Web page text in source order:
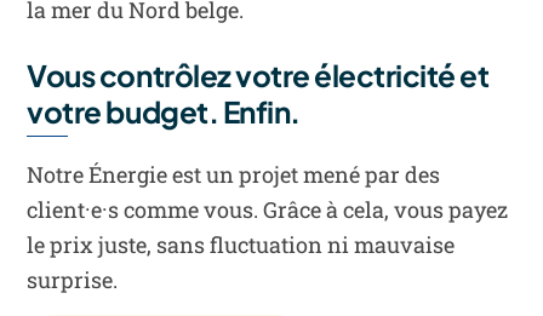
la mer du Nord belge.
Vous contrôlez votre électricité et
votre budget. Enfin.
Notre Énergie est un projet mené par des
client·e·s comme vous. Grâce à cela, vous payez
le prix juste, sans fluctuation ni mauvaise
surprise.